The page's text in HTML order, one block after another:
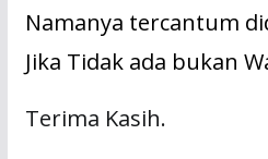
Namanya tercantum
Jika Tidak ada bukan
Terima Kasih.